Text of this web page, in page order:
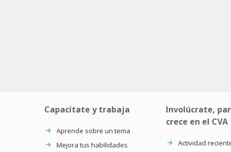
Capacítate y trabaja
Aprende sobre un tema
Mejora tus habilidades
Involúcrate,
crece en el CVA
Actividad